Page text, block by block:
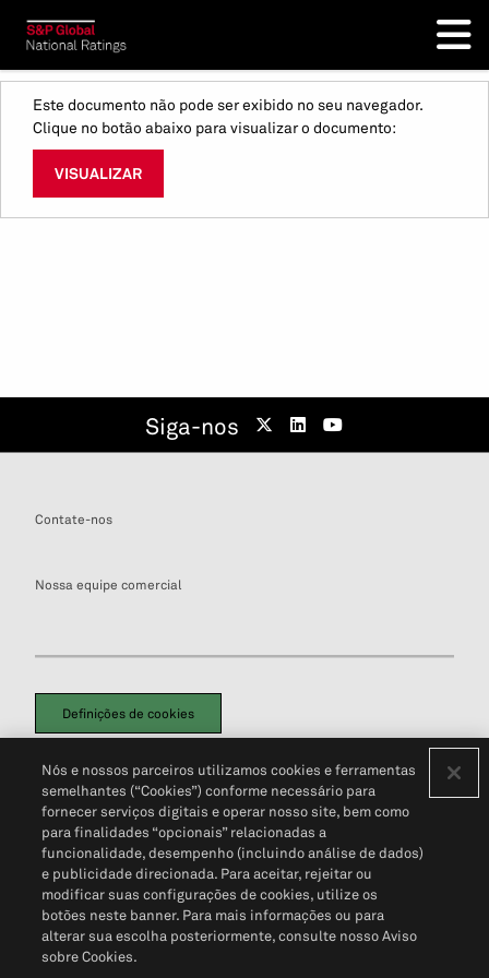
Este documento não pode ser exibido no seu navegador.
Clique no botão abaixo para visualizar o documento:
VISUALIZAR
Siga-nos
Contate-nos
Nossa equipe comercial
Definições de cookies
Política de PrivacidadePortal de privacidade do cliente (em inglês)
Não Venda Minhas Informações Pessoais© 2026 S&P Global
Nós e nossos parceiros utilizamos cookies e ferramentas
semelhantes (“Cookies”) conforme necessário para
fornecer serviços digitais e operar nosso site, bem como
para finalidades “opcionais” relacionadas a
funcionalidade, desempenho (incluindo análise de dados)
e publicidade direcionada. Para aceitar, rejeitar ou
modificar suas configurações de cookies, utilize os
botões neste banner. Para mais informações ou para
alterar sua escolha posteriormente, consulte nosso Aviso
sobre Cookies.